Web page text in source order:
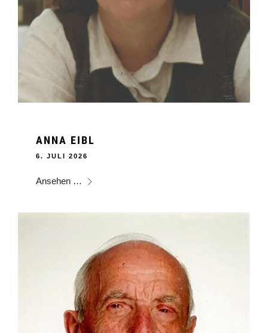
ANNA EIBL
6. JULI 2026
Ansehen …